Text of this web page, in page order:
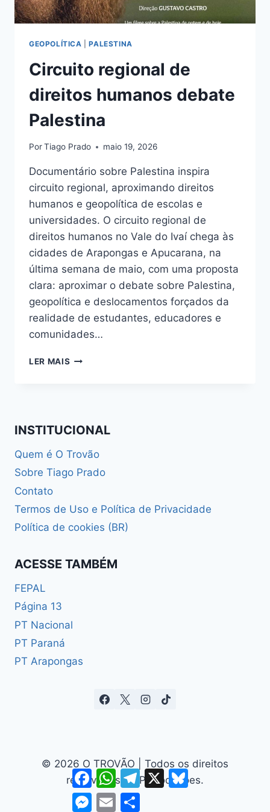
GEOPOLÍTICA |PALESTINA
Circuito regional de
direitos humanos debate
Palestina
PorTiago Prado maio 19, 2026
Documentário sobre Palestina inspira
circuito regional, aproximando direitos
humanos e geopolítica de escolas e
universidades. O circuito regional de
direitos humanos no Vale do Ivaí chega às
cidades de Arapongas e Apucarana, na
última semana de maio, com uma proposta
clara: aproximar o debate sobre Palestina,
geopolítica e deslocamentos forçados da
realidade de estudantes, educadores e
comunidades…
LER MAIS CIRCUITO
PALESTINA
INSTITUCIONAL
Quem é O Trovão
Sobre Tiago Prado
Contato
Termos de Uso e Política de Privacidade
Política de cookies (BR)
ACESSE TAMBÉM
FEPAL
Página 13
PT Nacional
PT Paraná
PT Arapongas
© 2026 O TROVÃO | Todos os direitos
reservados à TP Produções.
FacebookWhatsApp
Telegram
X
Messenger
Email